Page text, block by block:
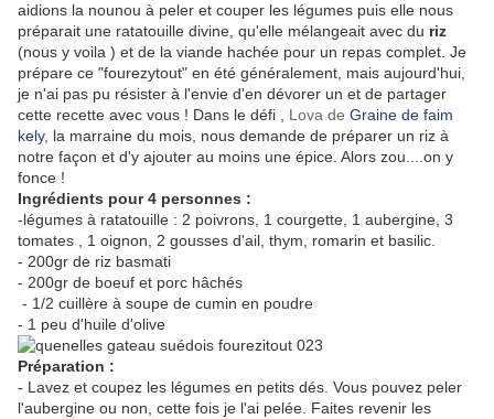
aidions la nounou à peler et couper les légumes puis elle nous
préparait une ratatouille divine, qu'elle mélangeait avec du riz
(nous y voila ) et de la viande hachée pour un repas complet. Je
prépare ce "fourezytout" en été généralement, mais aujourd'hui,
je n'ai pas pu résister à l'envie d'en dévorer un et de partager
cette recette avec vous ! Dans le défi , Lova de Graine de faim
kely, la marraine du mois, nous demande de préparer un riz à
notre façon et d'y ajouter au moins une épice. Alors zou....on y
fonce !
Ingrédients pour 4 personnes :
-légumes à ratatouille : 2 poivrons, 1 courgette, 1 aubergine, 3
tomates , 1 oignon, 2 gousses d'ail, thym, romarin et basilic.
- 200gr de riz basmati
- 200gr de boeuf et porc hâchés
- 1/2 cuillère à soupe de cumin en poudre
- 1 peu d'huile d'olive
Préparation :
- Lavez et coupez les légumes en petits dés. Vous pouvez peler
l'aubergine ou non, cette fois je l'ai pelée. Faites revenir les